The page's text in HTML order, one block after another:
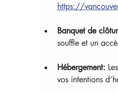
https://
Banquet de
souffle et un
Hébergement:
vos intentions